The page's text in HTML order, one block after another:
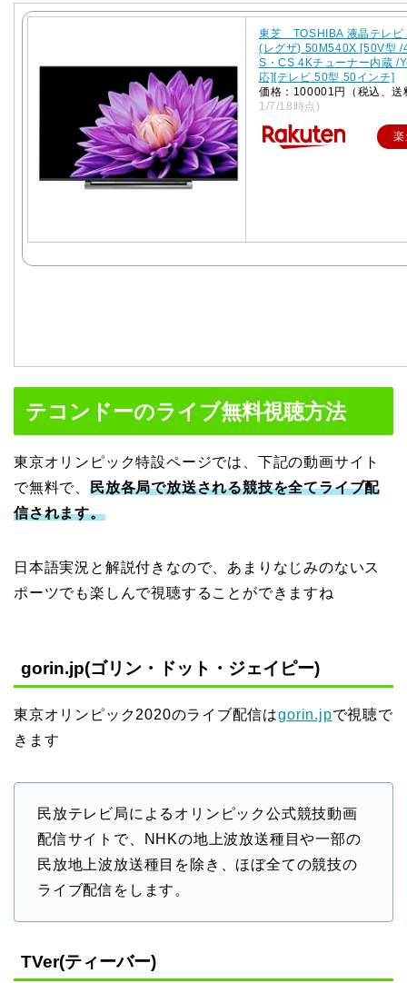
東芝 TOSHIBA 液晶テレビ
(レグザ) 50M540X [50V型 /
S・CS 4Kチューナー内蔵 /
応][テレビ 50型 50インチ]
価格：100001円（税込、
1/7/18時点)
テコンドーのライブ無料視聴方法
東京オリンピック特設ページでは、下記の動画サイト
で無料で、 民放各局で放送される競技を全てライブ配
信されます。
日本語実況と解説付きなので、あまりなじみのないス
ポーツでも楽しんで視聴することができますね
gorin.jp(ゴリン・ドット・ジェイピー)
東京オリンピック2020のライブ配信はgorin.jpで視聴で
きます
民放テレビ局によるオリンピック公式競技動画
配信サイトで、NHKの地上波放送種目や一部の
民放地上波放送種目を除き、ほぼ全ての競技の
ライブ配信をします。
TVer(ティーバー)